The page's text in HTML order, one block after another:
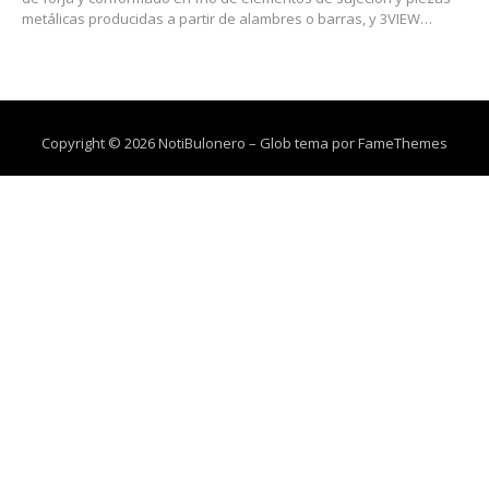
metálicas producidas a partir de alambres o barras, y 3VIEW…
Copyright © 2026 NotiBulonero – Glob tema porFameThemes